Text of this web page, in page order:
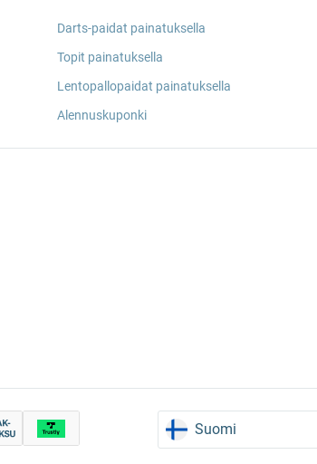
Darts-paidat painatuksella
Topit painatuksella
Lentopallopaidat painatuksella
Alennuskuponki
Suomi